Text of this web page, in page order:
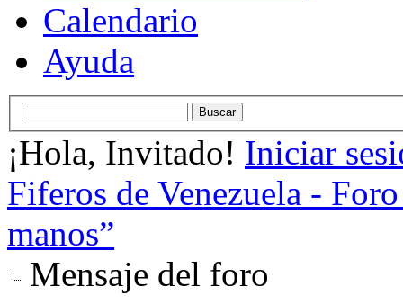
Calendario
Ayuda
¡Hola, Invitado! Iniciar
Fiferos de Venezuela -
manos”
Mensaje del foro